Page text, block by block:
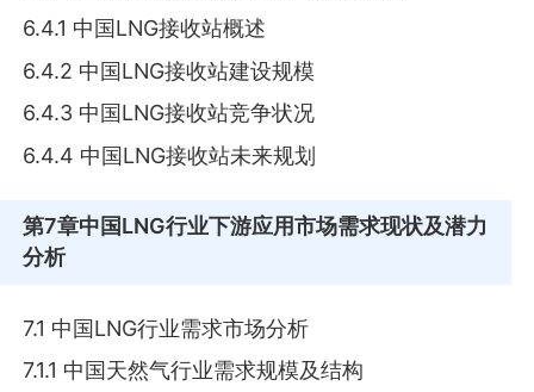
6.4.1 中国LNG接收站概述
6.4.2 中国LNG接收站建设规模
6.4.3 中国LNG接收站竞争状况
6.4.4 中国LNG接收站未来规划
第7章中国LNG行业下游应用市场需求现状及潜力
分析
7.1 中国LNG行业需求市场分析
7.1.1 中国天然气行业需求规模及结构